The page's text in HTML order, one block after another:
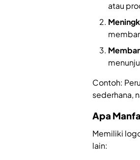
atau
Contoh:
sederhana,
Apa
Memiliki
lain: